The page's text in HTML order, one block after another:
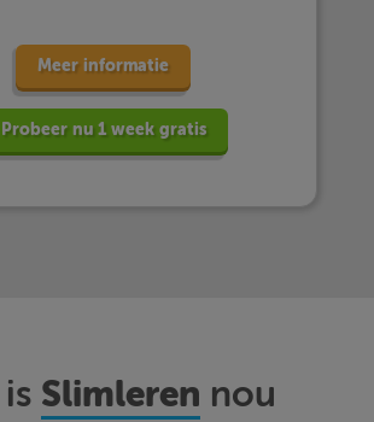
Meer informatie
Probeer nu 1 week gratis
Slimleren nou